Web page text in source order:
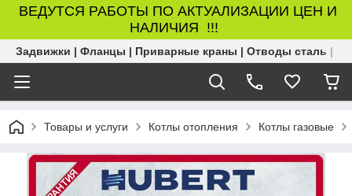
ВЕДУТСЯ РАБОТЫ ПО АКТУАЛИЗАЦИИ ЦЕН И
НАЛИЧИЯ !!!
Задвижки | Фланцы | Приварные краны | Отводы сталь |
Товары и услуги Котлы отопления Котлы газовые